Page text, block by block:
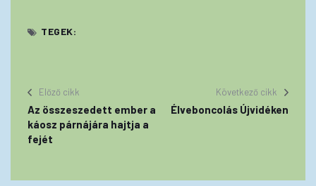
TEGEK:
Előző cikk
Az összeszedett ember a
káosz párnájára hajtja a
fejét
Következő cikk
Élveboncolás Újvidéken